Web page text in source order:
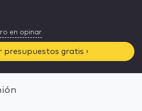
en opinar
presupuestos gratis ›